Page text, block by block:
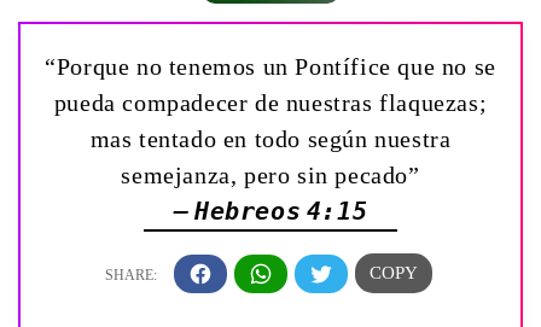
“Porque no tenemos un Pontífice que no se
pueda compadecer de nuestras flaquezas;
mas tentado en todo según nuestra
semejanza, pero sin pecado”
— Hebreos 4:15